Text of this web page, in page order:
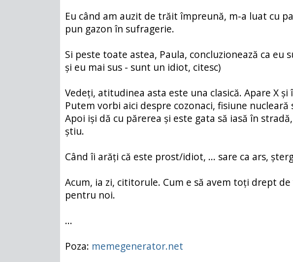
Eu când am auzit de trăit împreună, m-a luat cu
pun gazon în sufragerie.
Si peste toate astea, Paula, concluzionează ca
și eu mai sus - sunt un idiot, citesc)
Vedeți, atitudinea asta este una clasică. Apare X
Putem vorbi aici despre cozonaci, fisiune
Apoi iși dă cu părerea și este gata să iasă în
știu.
Când îi arăți că este prost/idiot, ... sare ca ars,
Acum, ia zi, cititorule. Cum e să avem toți drept
pentru noi.
...
Poza: memegenerator.net